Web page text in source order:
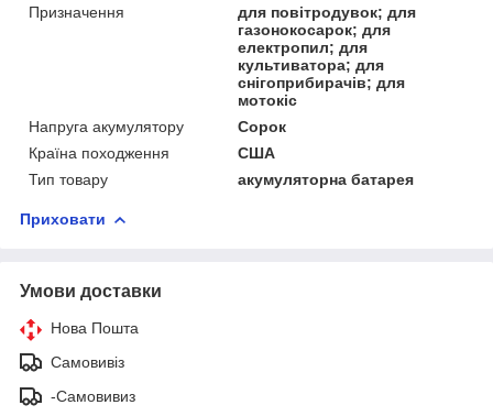
Призначення
для повітродувок; для
газонокосарок; для
електропил; для
культиватора; для
снігоприбирачів; для
мотокіс
Напруга акумулятору
Сорок
Країна походження
США
Тип товару
акумуляторна батарея
Приховати
Умови доставки
Нова Пошта
Самовивіз
-Самовивиз